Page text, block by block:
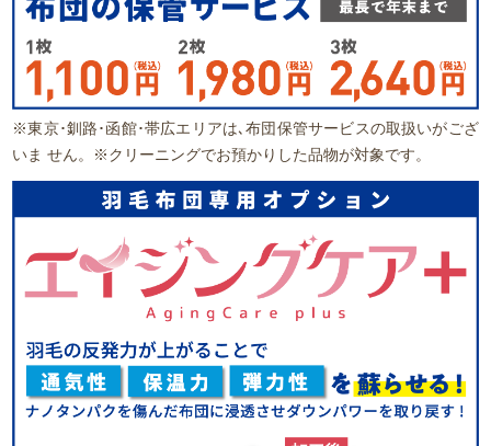
※東京･釧路･函館･帯広エリアは､布団保管サービスの取扱いがござ
いま せん。※クリーニングでお預かりした品物が対象です。